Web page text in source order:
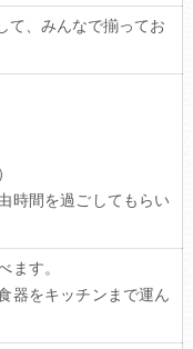
て、みんなで揃ってお
時間を過ごしてもらい
す。
器をキッチンまで運ん